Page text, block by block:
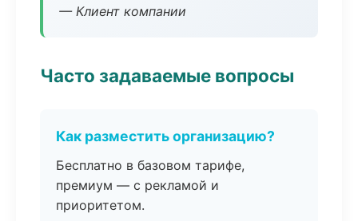
— Клиент компании
Часто задаваемые вопросы
Как разместить организацию?
Бесплатно в базовом тарифе,
премиум — с рекламой и
приоритетом.